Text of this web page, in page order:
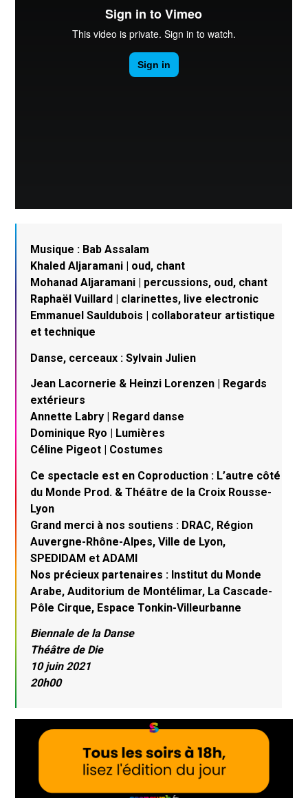
Musique : Bab Assalam
Khaled Aljaramani | oud, chant
Mohanad Aljaramani | percussions, oud, chant
Raphaël Vuillard | clarinettes, live electronic
Emmanuel Sauldubois | collaborateur artistique
et technique
Danse, cerceaux : Sylvain Julien
Jean Lacornerie & Heinzi Lorenzen | Regards
extérieurs
Annette Labry | Regard danse
Dominique Ryo | Lumières
Céline Pigeot | Costumes
Ce spectacle est en Coproduction : L’autre côté
du Monde Prod. & Théâtre de la Croix Rousse-
Lyon
Grand merci à nos soutiens : DRAC, Région
Auvergne-Rhône-Alpes, Ville de Lyon,
SPEDIDAM et ADAMI
Nos précieux partenaires : Institut du Monde
Arabe, Auditorium de Montélimar, La Cascade-
Pôle Cirque, Espace Tonkin-Villeurbanne
Biennale de la Danse
Théâtre de Die
10 juin 2021
20h00